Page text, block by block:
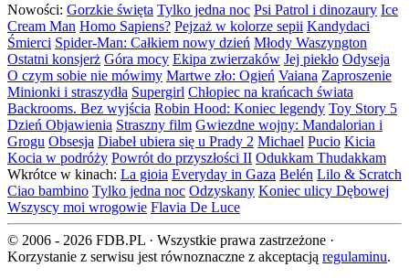
Nowości: Gorzkie święta Tylko jedna noc Psi Patrol i dinozaury Ice
Cream Man Homo Sapiens? Pejzaż w kolorze sepii Kandydaci
Śmierci Spider-Man: Całkiem nowy dzień Młody Waszyngton
Ostatni konsjerż Góra mocy Ekipa zwierzaków Jej piekło Odyseja
O czym sobie nie mówimy Martwe zło: Ogień Vaiana Zaproszenie
Minionki i straszydła Supergirl Chłopiec na krańcach świata
Backrooms. Bez wyjścia Robin Hood: Koniec legendy Toy Story 5
Dzień Objawienia Straszny film Gwiezdne wojny: Mandalorian i
Grogu Obsesja Diabeł ubiera się u Prady 2 Michael Pucio Kicia
Kocia w podróży Powrót do przyszłości II Odukkam Thudakkam
Wkrótce w kinach: La gioia Everyday in Gaza Belén Lilo & Scratch
Ciao bambino Tylko jedna noc Odzyskany Koniec ulicy Dębowej
Wszyscy moi wrogowie Flavia De Luce
© 2006 - 2026 FDB.PL · Wszystkie prawa zastrzeżone ·
Korzystanie z serwisu jest równoznaczne z akceptacją regulaminu.